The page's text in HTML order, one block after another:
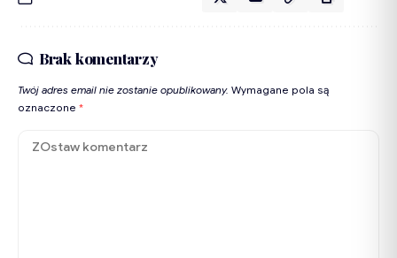
Brak komentarzy
Twój adres email nie zostanie opublikowany. Wymagane pola są
oznaczone *